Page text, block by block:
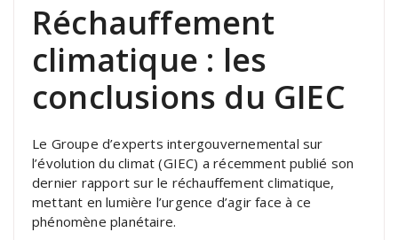
Réchauffement
climatique : les
conclusions du GIEC
Le Groupe d’experts intergouvernemental sur
l’évolution du climat (GIEC) a récemment publié son
dernier rapport sur le réchauffement climatique,
mettant en lumière l’urgence d’agir face à ce
phénomène planétaire.